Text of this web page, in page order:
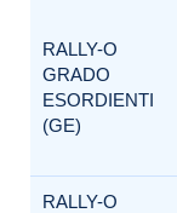
RALLY-O
GRADO
ESORDIENTI
(GE)
RALLY-O